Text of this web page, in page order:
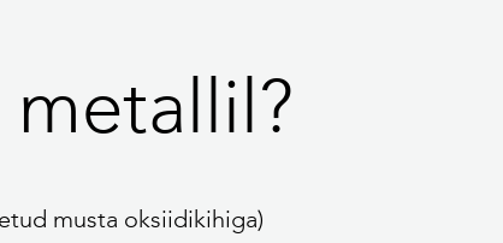
metallil?
musta oksiidikihiga)